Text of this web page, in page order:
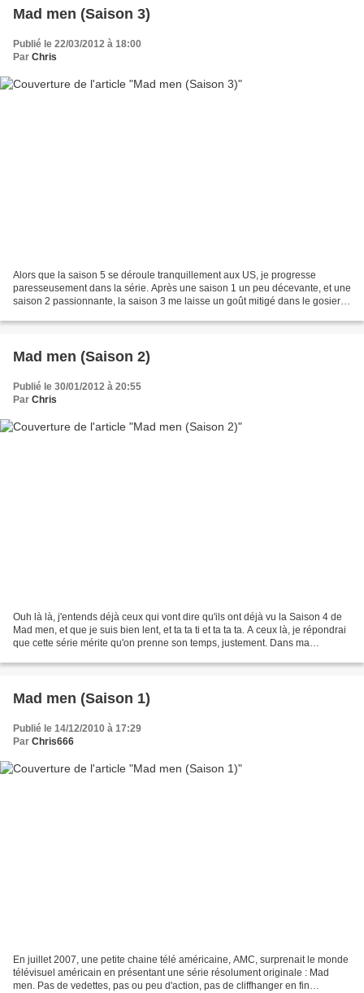
Mad men (Saison 3)
Publié le 22/03/2012 à 18:00
Par Chris
Alors que la saison 5 se déroule tranquillement aux US, je progresse
paresseusement dans la série. Après une saison 1 un peu décevante, et une
saison 2 passionnante, la saison 3 me laisse un goût mitigé dans le gosier :
Mad men (Saison 2)
Publié le 30/01/2012 à 20:55
Par Chris
Ouh là là, j'entends déjà ceux qui vont dire qu'ils ont déjà vu la Saison 4 de
Mad men, et que je suis bien lent, et ta ta ti et ta ta ta. A ceux là, je répondrai
que cette série mérite qu'on prenne son temps, justement. Dans ma
Mad men (Saison 1)
Publié le 14/12/2010 à 17:29
Par Chris666
En juillet 2007, une petite chaine télé américaine, AMC, surprenait le monde
télévisuel américain en présentant une série résolument originale : Mad
men. Pas de vedettes, pas ou peu d'action, pas de cliffhanger en fin